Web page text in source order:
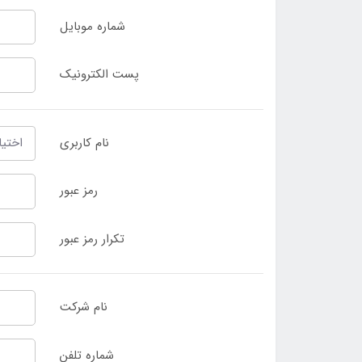
شماره موبایل
پست الکترونیک
نام کاربری
رمز عبور
تکرار رمز عبور
نام شرکت
شماره تلفن